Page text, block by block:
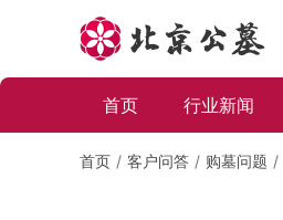
首页 行业新闻
首页 客户问答 购墓问题